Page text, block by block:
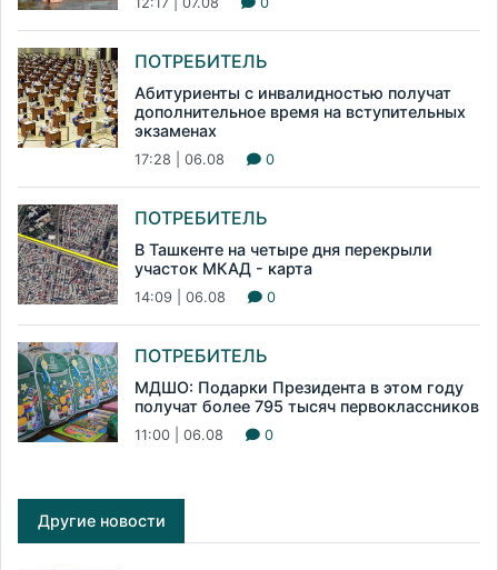
ПОТРЕБИТЕЛЬ
Абитуриенты с инвалидностью получат
дополнительное время на вступительных
экзаменах
17:28 | 06.08 0
ПОТРЕБИТЕЛЬ
В Ташкенте на четыре дня перекрыли
участок МКАД - карта
14:09 | 06.08 0
ПОТРЕБИТЕЛЬ
МДШО: Подарки Президента в этом году
получат более 795 тысяч первоклассников
11:00 | 06.08 0
Другие новости